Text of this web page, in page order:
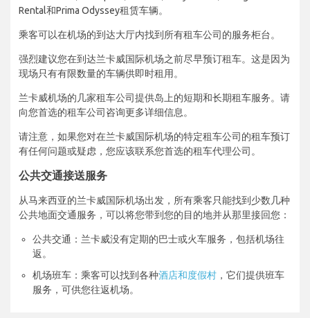
Rental和Prima Odyssey租赁车辆。
乘客可以在机场的到达大厅内找到所有租车公司的服务柜台。
强烈建议您在到达兰卡威国际机场之前尽早预订租车。这是因为
现场只有有限数量的车辆供即时租用。
兰卡威机场的几家租车公司提供岛上的短期和长期租车服务。请
向您首选的租车公司咨询更多详细信息。
请注意，如果您对在兰卡威国际机场的特定租车公司的租车预订
有任何问题或疑虑，您应该联系您首选的租车代理公司。
公共交通接送服务
从马来西亚的兰卡威国际机场出发，所有乘客只能找到少数几种
公共地面交通服务，可以将您带到您的目的地并从那里接回您：
公共交通：兰卡威没有定期的巴士或火车服务，包括机场往
返。
机场班车：乘客可以找到各种酒店和度假村 ，它们提供班车
服务，可供您往返机场。